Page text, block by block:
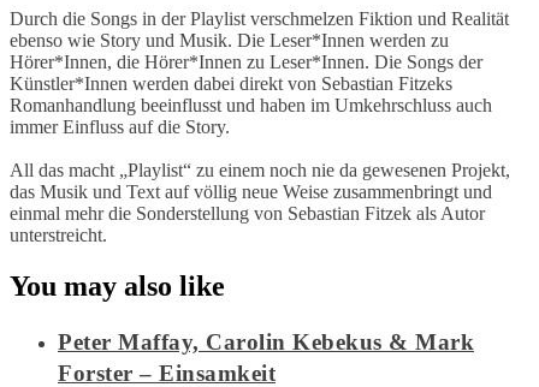
Durch die Songs in der Playlist verschmelzen Fiktion und Realität
ebenso wie Story und Musik. Die Leser*Innen werden zu
Hörer*Innen, die Hörer*Innen zu Leser*Innen. Die Songs der
Künstler*Innen werden dabei direkt von Sebastian Fitzeks
Romanhandlung beeinflusst und haben im Umkehrschluss auch
immer Einfluss auf die Story.
All das macht „Playlist“ zu einem noch nie da gewesenen Projekt,
das Musik und Text auf völlig neue Weise zusammenbringt und
einmal mehr die Sonderstellung von Sebastian Fitzek als Autor
unterstreicht.
You may also like
Peter Maffay, Carolin Kebekus & Mark
Forster – Einsamkeit